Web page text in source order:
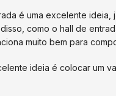
é uma excelente
como o hall de
muito bem para
ideia é colocar um